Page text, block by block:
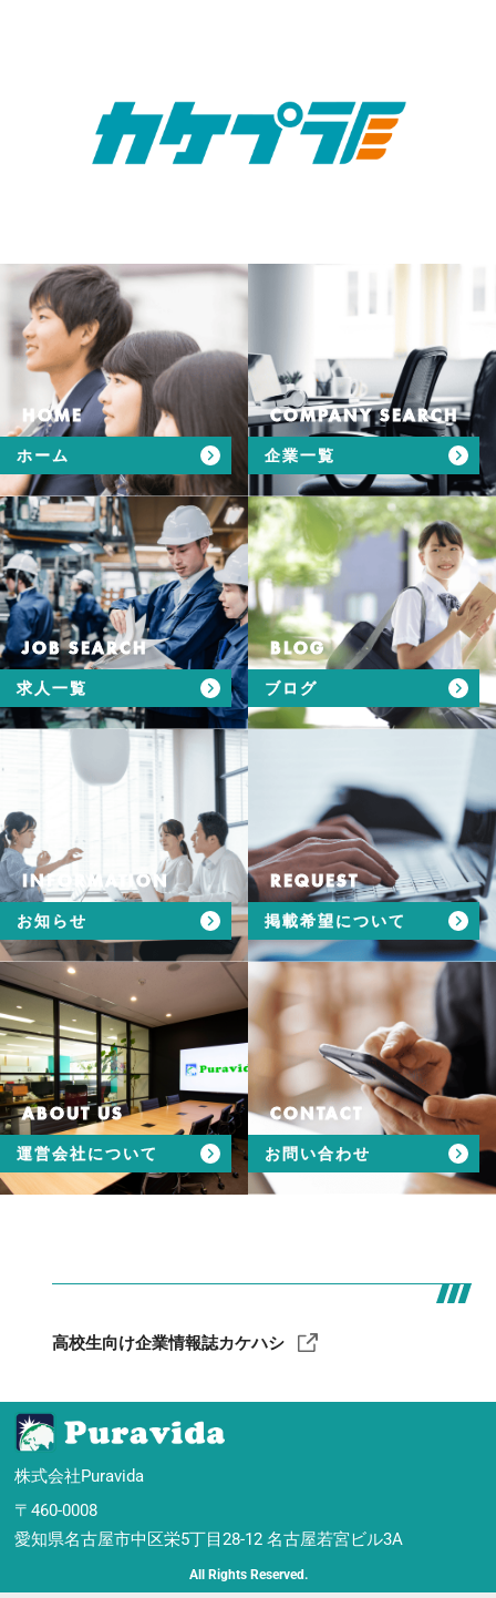
HOME
ホーム
COMPANY SEARCH
企業一覧
JOB SEARCH
求人一覧
BLOG
ブログ
INFORMATION
お知らせ
REQUEST
掲載希望について
ABOUT US
運営会社について
CONTACT
お問い合わせ
高校生向け企業情報誌カケハシ
株式会社Puravida
〒460-0008
愛知県名古屋市中区栄5丁目28-12 名古屋若宮ビル3A
All Rights Reserved.